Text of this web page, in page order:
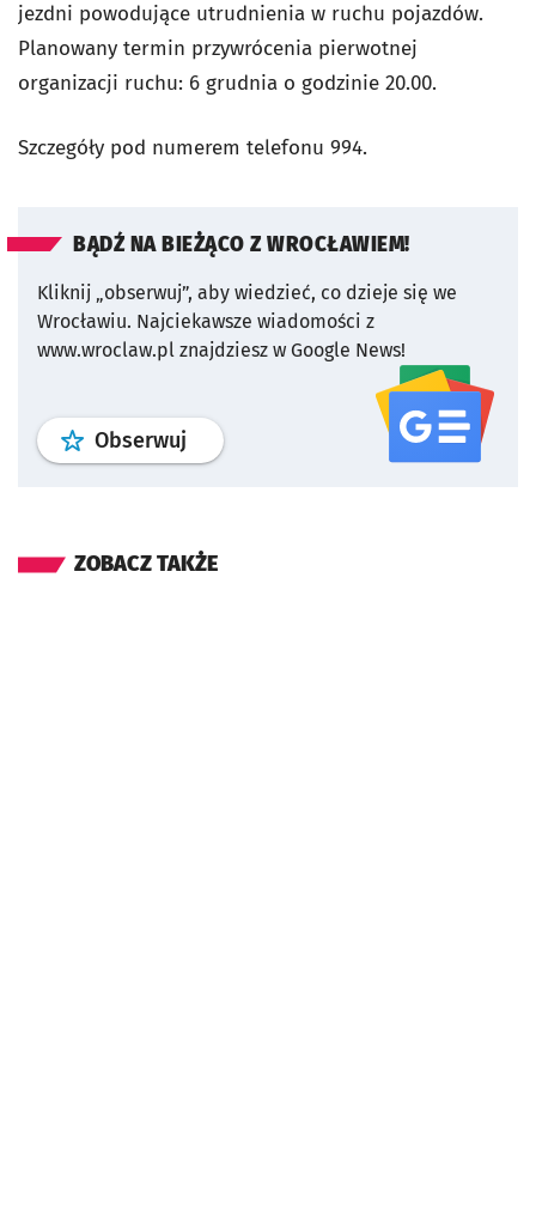
jezdni powodujące utrudnienia w ruchu pojazdów.
Planowany termin przywrócenia pierwotnej
organizacji ruchu: 6 grudnia o godzinie 20.00.
Szczegóły pod numerem telefonu 994.
BĄDŹ NA BIEŻĄCO Z WROCŁAWIEM!
Kliknij „obserwuj”, aby wiedzieć, co dzieje się we
Wrocławiu. Najciekawsze wiadomości z
www.wroclaw.pl znajdziesz w Google News!
Obserwuj profil serwisu
ZOBACZ TAKŻE